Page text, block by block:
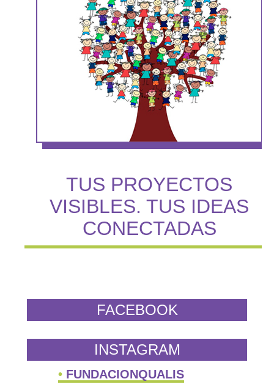
TUS PROYECTOS
VISIBLES. TUS IDEAS
CONECTADAS
FACEBOOK
INSTAGRAM
FUNDACIONQUALIS